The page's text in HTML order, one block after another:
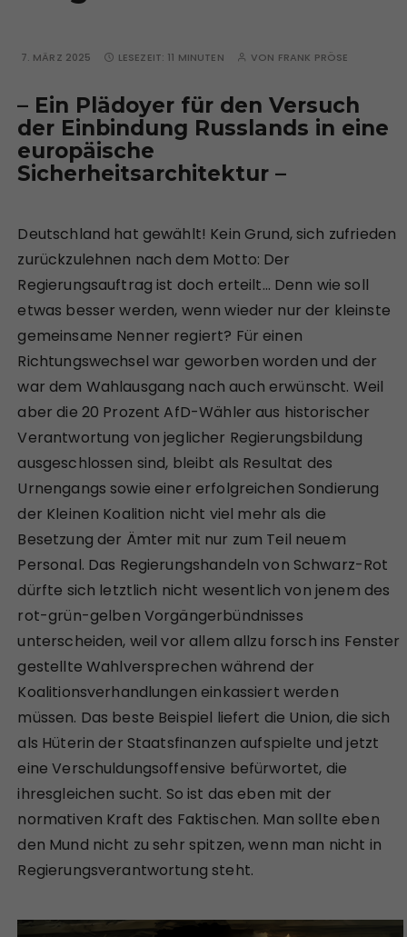
7. MÄRZ 2025 LESEZEIT: 11 MINUTEN VON FRANK PRÖSE
– Ein Plädoyer für den Versuch
der Einbindung Russlands in eine
europäische
Sicherheitsarchitektur –
Deutschland hat gewählt! Kein Grund, sich zufrieden
zurückzulehnen nach dem Motto: Der
Regierungsauftrag ist doch erteilt… Denn wie soll
etwas besser werden, wenn wieder nur der kleinste
gemeinsame Nenner regiert? Für einen
Richtungswechsel war geworben worden und der
war dem Wahlausgang nach auch erwünscht. Weil
aber die 20 Prozent AfD-Wähler aus historischer
Verantwortung von jeglicher Regierungsbildung
ausgeschlossen sind, bleibt als Resultat des
Urnengangs sowie einer erfolgreichen Sondierung
der Kleinen Koalition nicht viel mehr als die
Besetzung der Ämter mit nur zum Teil neuem
Personal. Das Regierungshandeln von Schwarz-Rot
dürfte sich letztlich nicht wesentlich von jenem des
rot-grün-gelben Vorgängerbündnisses
unterscheiden, weil vor allem allzu forsch ins Fenster
gestellte Wahlversprechen während der
Koalitionsverhandlungen einkassiert werden
müssen. Das beste Beispiel liefert die Union, die sich
als Hüterin der Staatsfinanzen aufspielte und jetzt
eine Verschuldungsoffensive befürwortet, die
ihresgleichen sucht. So ist das eben mit der
normativen Kraft des Faktischen. Man sollte eben
den Mund nicht zu sehr spitzen, wenn man nicht in
Regierungsverantwortung steht.